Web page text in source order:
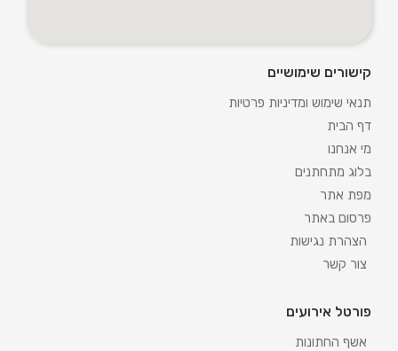
קישורים שימושיים
תנאי שימוש ומדיניות פרטיות
דף הבית
מי אנחנו
בלוג מתחתנים
מפת אתר
פרסום באתר
הצהרת נגישות
צור קשר
פורטל אירועים
אשף החתונות